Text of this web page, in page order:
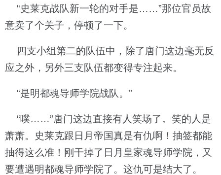
“史莱克战队新一轮的对手是……”那位官员故
意卖了个关子，停顿了一下。
四支小组第二的队伍中，除了唐门这边毫无反
应之外，另外三支队伍都变得专注起来。
“是明都魂导师学院战队。”
“噗……”唐门这边直接有人笑场了。笑的人是
萧萧。史莱克跟日月帝国真是有仇啊！抽签都能
抽得这么准！刚干掉了日月皇家魂导师学院，又
要遭遇明都魂导师学院了。这仇可是结大了。